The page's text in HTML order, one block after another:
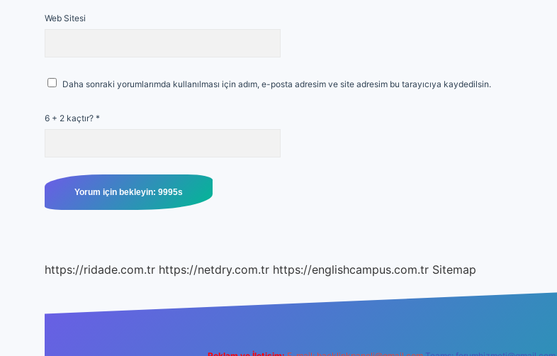
Web Sitesi
Daha sonraki yorumlarımda kullanılması için adım, e-posta adresim ve site adresim bu tarayıcıya kaydedilsin.
6 + 2 kaçtır? *
https://ridade.com.tr https://netdry.com.tr https://englishcampus.com.tr Sitemap